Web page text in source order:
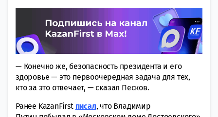
— Конечно же, безопасность президента и его
здоровье — это первоочередная задача для тех,
кто за это отвечает, — сказал Песков.
Ранее KazanFirst писал, что Владимир